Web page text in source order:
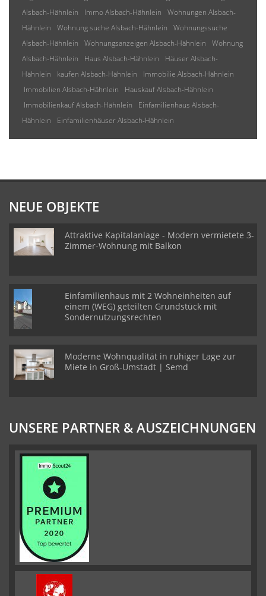
Alsbach-Hähnlein
Immo Alsbach-Hähnlein
Wohnungen Alsbach-
Hähnlein
Wohnung suche Alsbach-Hähnlein
Wohnungssuche
Alsbach-Hähnlein
Wohnungsanzeigen Alsbach-Hähnlein
Wohnung
Alsbach-Hähnlein
Haus Alsbach-Hähnlein
Häuser Alsbach-
Hähnlein
kaufen Alsbach-Hähnlein
Immobilie Alsbach-Hähnlein
Immobilien Alsbach-Hähnlein
Hauskauf Alsbach-Hähnlein
Immobilienkauf Alsbach-Hähnlein
Einfamilienhaus Alsbach-
Hähnlein
Einfamilienhäuser Alsbach-Hähnlein
NEUE OBJEKTE
Attraktive Kapitalanlage - Modern vermietete 3-
Zimmer-Wohnung mit Balkon
Einfamilienhaus mit 2 Wohneinheiten auf
einem (WEG) geteilten Grundstück mit
Sondernutzungsrechten
Moderne Wohnqualität in ruhiger Lage zur
Miete in Groß-Umstadt | Semd
UNSERE PARTNER & AUSZEICHNUNGEN